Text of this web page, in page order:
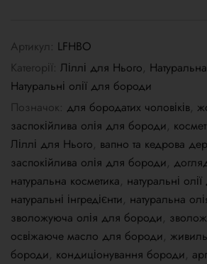
Артикул: LFHBO
Категорії: Ліллі для Нього,
Натуральні олії для бороди
Позначок: для бородатих чоловіків,
заспокійлива олія для бороди,
Ліллі для Нього, вапно та кедрова
заспокійлива олія для бороди,
натуральна косметика, натуральні
натуральні інгредієнти, натуральна
зволожуюча олія для бороди,
освіжаюче масло для бороди,
бороди, кондиціонування бороди,